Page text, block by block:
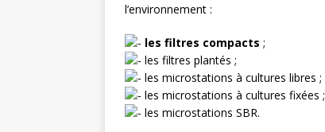
l’environnement :
les filtres compacts ;
les filtres plantés ;
les microstations à cultures libres ;
les microstations à cultures fixées ;
les microstations SBR.